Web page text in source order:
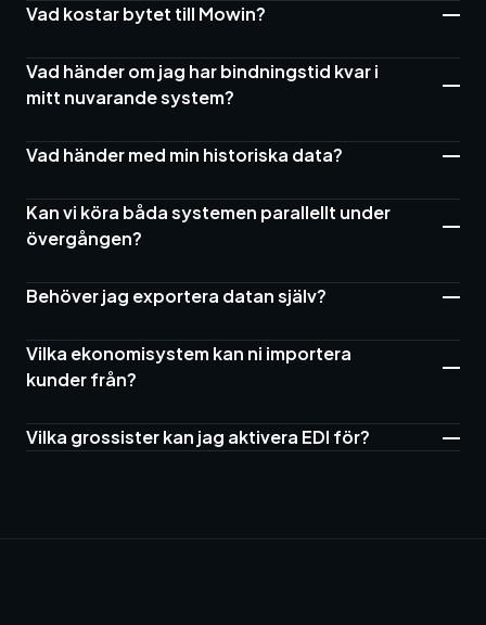
Vad kostar bytet till Mowin?
Vad händer om jag har bindningstid kvar i
mitt nuvarande system?
Vad händer med min historiska data?
Kan vi köra båda systemen parallellt under
övergången?
Behöver jag exportera datan själv?
Vilka ekonomisystem kan ni importera
kunder från?
Vilka grossister kan jag aktivera EDI för?